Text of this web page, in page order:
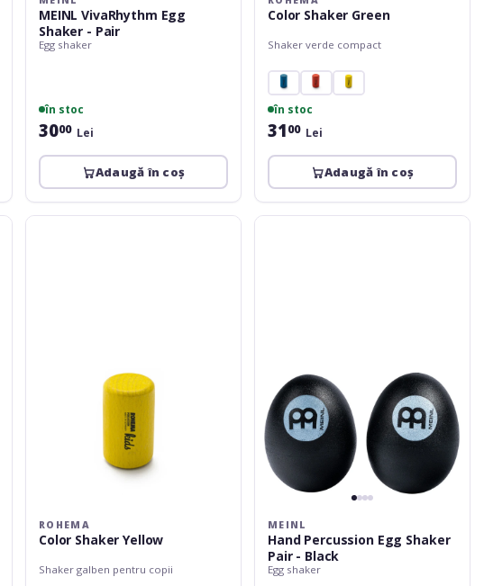
MEINL VivaRhythm Egg
Shaker - Pair
Egg shaker
în stoc
3000 Lei
Adaugă în coș
Color Shaker Green
Shaker verde compact
în stoc
3100 Lei
Adaugă în coș
Rohema
ROHEMA
Color Shaker Yellow
Shaker galben pentru copii
Meinl
MEINL
Hand Percussion Egg Shaker
Pair - Black
Egg shaker